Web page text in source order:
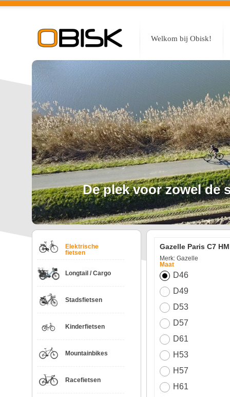
Welkom bij Obisk!
De plek voor zowel de
Elektrische
fietsen
Longtail / Cargo
Stadsfietsen
Kinderfietsen
Mountainbikes
Racefietsen
Gazelle Paris C7
Merk: Gazelle
Maat
D46
D49
D53
D57
D61
H53
H57
H61